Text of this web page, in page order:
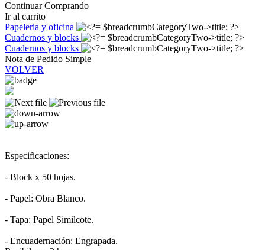
Continuar Comprando
Ir al carrito
Papeleria y oficina
Cuadernos y blocks
Cuadernos y blocks
Nota de Pedido Simple
VOLVER
Especificaciones:
- Block x 50 hojas.
- Papel: Obra Blanco.
- Tapa: Papel Similcote.
- Encuadernación: Engrapada.